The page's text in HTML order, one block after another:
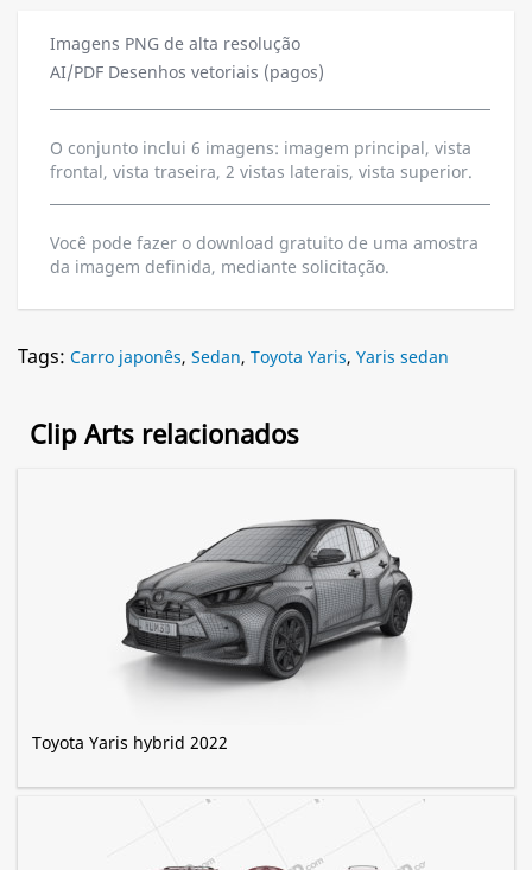
Imagens PNG de alta resolução
AI/PDF Desenhos vetoriais (pagos)
O conjunto inclui 6 imagens: imagem principal, vista
frontal, vista traseira, 2 vistas laterais, vista superior.
Você pode fazer o download gratuito de uma amostra
da imagem definida, mediante solicitação.
Tags: Carro japonês, Sedan, Toyota Yaris, Yaris sedan
Clip Arts relacionados
Toyota Yaris hybrid 2022